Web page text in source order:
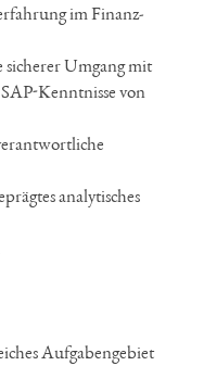
im Finanz-
sicherer Umgang mit
Kenntnisse von
analytisches
Aufgabengebiet